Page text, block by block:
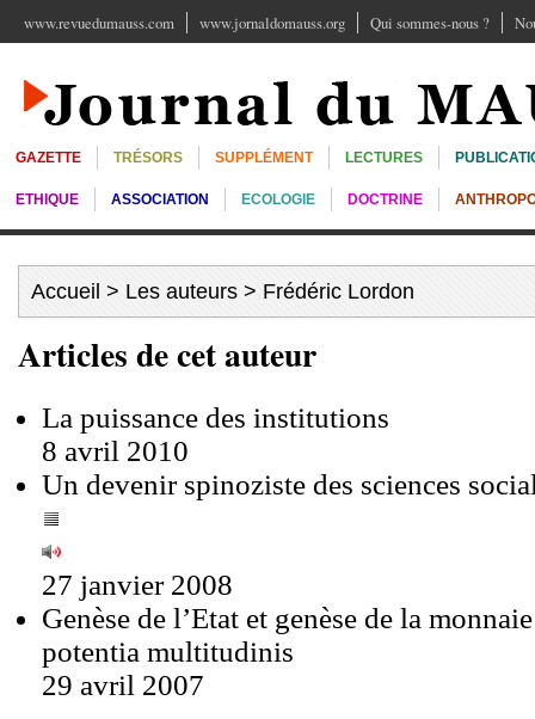
www.revuedumauss.com www.jornaldomauss.org Qui sommes-nous ?
GAZETTE TRÉSORS SUPPLÉMENT LECTURES
ETHIQUE ASSOCIATION ECOLOGIE DOCTRINE
Accueil > Les auteurs > Frédéric Lordon
Articles de cet auteur
La puissance des institutions
8 avril 2010
Un devenir spinoziste des sciences
27 janvier 2008
Genèse de l’Etat et genèse de la
potentia multitudinis
29 avril 2007